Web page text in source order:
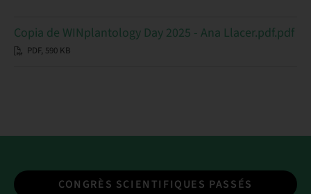
Copia de WINplantology Day 2025 - Ana Llacer.pdf.pdf
PDF, 590 KB
CONGRÈS SCIENTIFIQUES PASSÉS